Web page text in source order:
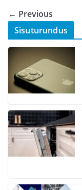
← Previous
Sisuturundus